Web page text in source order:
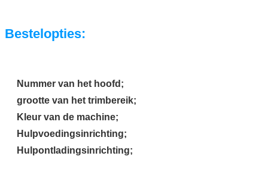
Bestelopties:
Nummer van het hoofd;
grootte van het trimbereik;
Kleur van de machine;
Hulpvoedingsinrichting;
Hulpontladingsinrichting;